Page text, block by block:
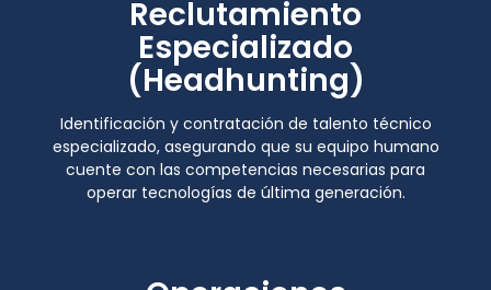
Reclutamiento
Especializado
(Headhunting)
Identificación y contratación de talento técnico
especializado, asegurando que su equipo humano
cuente con las competencias necesarias para
operar tecnologías de última generación.